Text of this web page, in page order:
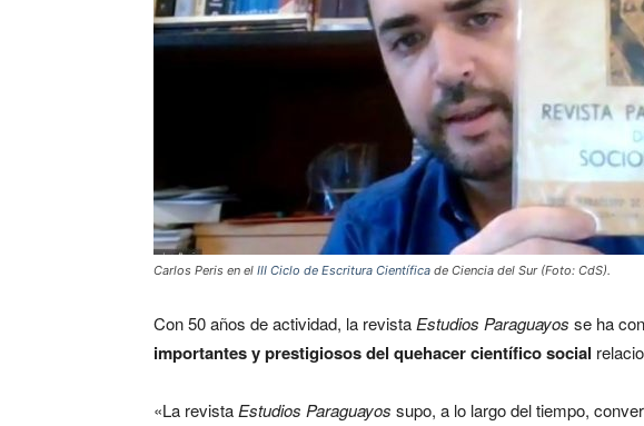
Carlos Peris en el III Ciclo de Escritura Científica de Ciencia del Sur (Foto: CdS).
Con 50 años de actividad, la revista Estudios Paraguayos se ha
importantes y prestigiosos del quehacer científico social
«La revista Estudios Paraguayos supo, a lo largo del tiempo,